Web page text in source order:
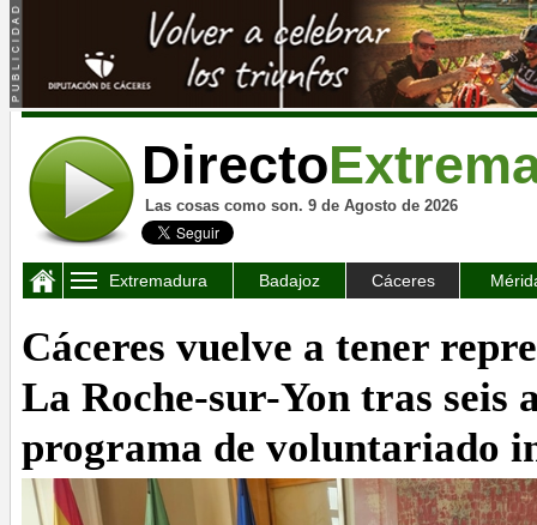
Directo
Las cosas como son. 9 de Agosto de 2026
Extremadura Badajoz Cáceres
Cáceres vuelve a tener
La Roche-sur-Yon tras seis
programa de voluntariado